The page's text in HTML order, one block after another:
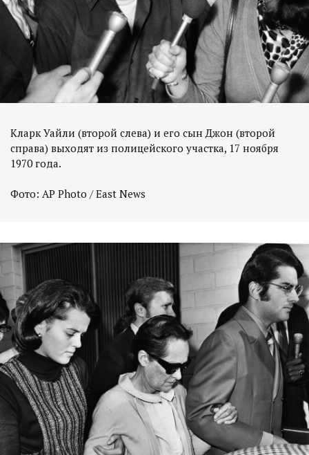
Кларк Уайли (второй слева) и его сын Джон (второй
справа) выходят из полицейского участка, 17 ноября
1970 года.
Фото: AP Photo / East News